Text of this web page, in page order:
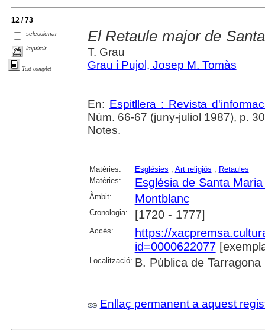
12 / 73
seleccionar
imprimir
Text complet
El Retaule major de
T. Grau
Grau i Pujol, Josep M. Tomàs
En: Espitllera : Revista
Núm. 66-67 (juny-juliol 1987), p.
Notes.
Matèries: Esglésies ; Art religiós ; Retaules
Matèries:
Església de Santa
Àmbit: Montblanc
Cronologia: [1720 - 1777]
Accés:
https://
id=0000622077
Localització: B. Pública de Tarragona
Enllaç permanent a aquest